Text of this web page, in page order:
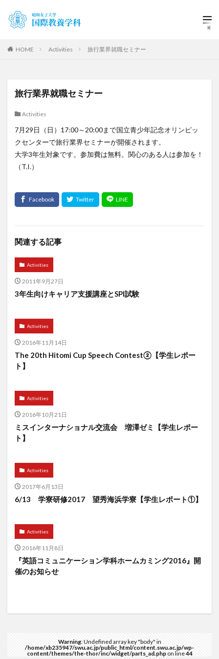
HOME Activities 旅行業界就職セミナー
旅行業界就職セミナー
Activities
7月29日（日）17:00～20:00まで国立青少年記念オリンピッ
クセンターで旅行業界セミナーが開催されます。
大学3年生対象です。参加費は無料。関心のある人は参加を！
（T.I.）
関連する記事
Activities
2011年9月27日
3年生向けキャリア支援講座とSPI試験
Activities
2016年11月14日
The 20th Hitomi Cup Speech Contest②【学生レポー
ト】
Activities
2016年10月21日
ミスインターナショナル交流会 増澤ゼミ【学生レポー
ト】
Activities
2017年6月13日
6/13 学寮研修2017 望秀海浜学寮【学生レポート①】
Activities
2016年11月8日
『英語コミュニケーション学科ホームカミング2016』開
催のお知らせ
Warning: Undefined array key "body" in
/home/xb235947/swu.ac.jp/public_html/content.swu.ac.jp/wp-
content/themes/the-thor/inc/widget/parts_ad.phpon line44